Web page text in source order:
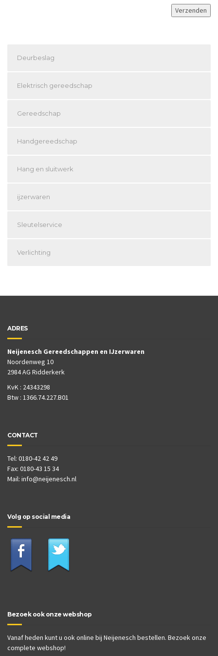
Deurbeslag
Elektrisch gereedschap
Gereedschap
Handgereedschap
Hang en sluitwerk
ijzerwaren
Sleutelservice
Verlichting
ADRES
Neijenesch Gereedschappen en IJzerwaren
Noordenweg 10
2984 AG Ridderkerk
KvK : 24343298
Btw : 1366.74.227.B01
CONTACT
Tel: 0180-42 42 49
Fax: 0180-43 15 34
Mail: info@neijenesch.nl
Volg op social media
Bezoek ook onze webshop
Vanaf heden kunt u ook online bij Neijenesch bestellen. Bezoek onze
complete webshop!